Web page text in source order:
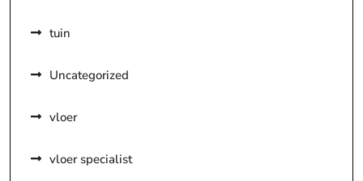
tuin
Uncategorized
vloer
vloer specialist